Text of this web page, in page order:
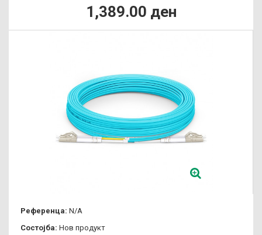
1,389.00 ден
Референца: N/A
Состојба: Нов продукт